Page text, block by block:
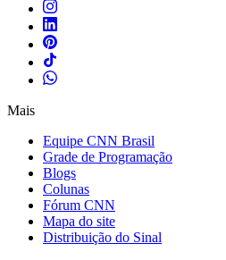
Mais
Equipe CNN Brasil
Grade de Programação
Blogs
Colunas
Fórum CNN
Mapa do site
Distribuição do Sinal